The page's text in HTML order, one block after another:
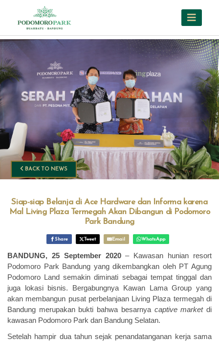
BACK TO NEWS
Siap-siap Belanja di Ace Hardware dan Informa karena
Mal Living Plaza Termegah Akan Dibangun di Podomoro
Park Bandung
Share Tweet Email WhatsApp
BANDUNG, 25 September 2020– Kawasan
hunian resort
Podomoro Park Bandung yang dikembangkan oleh PT Agung
Podomoro Land semakin diminati sebagai tempat tinggal dan
juga lokasi bisnis. Bergabungnya Kawan Lama Group yang
akan membangun pusat perbelanjaan Living Plaza termegah di
Bandung merupakan bukti bahwa besarnya captive marketdi
kawasan Podomoro Park dan Bandung Selatan.
Setelah hampir dua tahun sejak penandatanganan kerja sama